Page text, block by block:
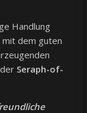
Handlung
mit dem guten
Seraph-of-